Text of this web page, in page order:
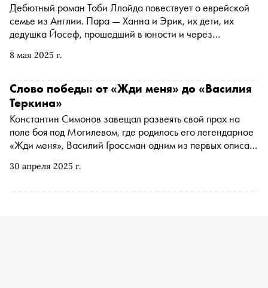
8 мая 2025 г.
Дебютный роман Тоби Ллойда повествует о еврейской
семье из Англии. Пара — Ханна и Эрик, их дети, их
дедушка Йосеф, прошедший в юности и через
Актуальное для сегодняшнего дня чтение.
издательстве Corpus в переводе Юлии Полещук
30 апреля 2025 г.
Слово победы: от «Жди меня» до «Василия
Теркина»
Константин Симонов завещал развеять свой прах на
поле боя под Могилевом, где родилось его легендарное
«Жди меня», Василий Гроссман одним из первых описал
словосочетание «День Победы» еще в 1941 году, Борис